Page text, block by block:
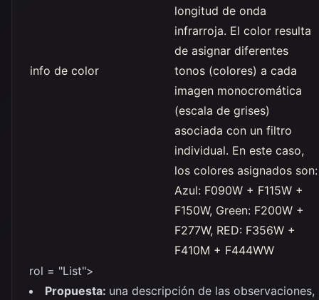
info de color
longitud de onda
infrarroja. El color resulta
de asignar diferentes
tonos (colores) a cada
imagen monocromática
(escala de grises)
asociada con un filtro
individual. En este caso,
los colores asignados son:
Azul: F090W + F115W +
F150W, Green: F200W +
F277W, RED: F356W +
F410M + F444WW
rol = "List">
Propuesta: una descripción de las observaciones,